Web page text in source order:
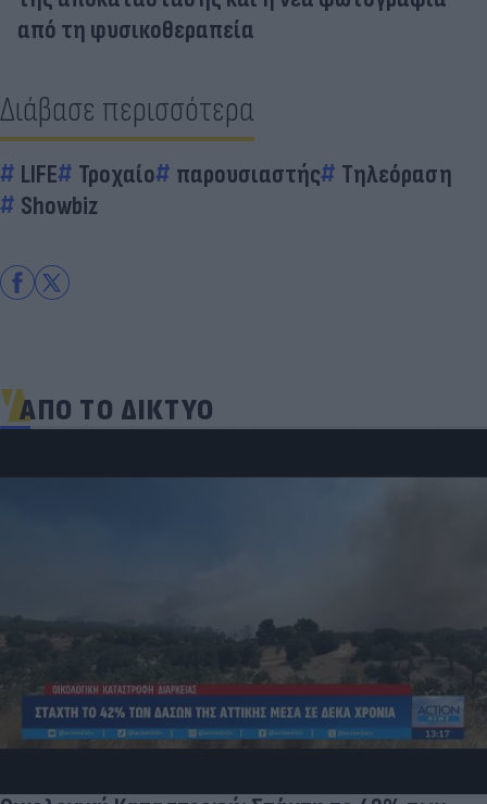
από τη φυσικοθεραπεία
Διάβασε περισσότερα
LIFE Τροχαίο παρουσιαστής
Τηλεόραση
Showbiz
ΑΠΟ ΤΟ ΔΙΚΤΥΟ
Πόρτο Γερμενό: Κατεδαφιστέο ή μη κατοικήσιμο
στα 2 σπίτια από τη φωτιά - Η στήριξη των
πυρόπληκτων